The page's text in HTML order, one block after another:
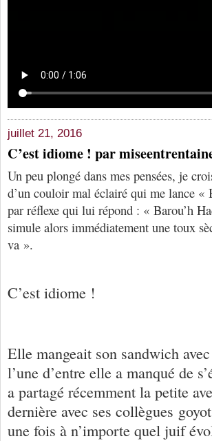
juillet 21, 2016
C’est idiome ! par
Un peu plongé dans mes pensées, je
d’un couloir mal éclairé qui me lance
par réflexe qui lui répond : « Barou’h
simule alors immédiatement une toux
va ».
C’est idiome !
Elle mangeait son sandwich
l’une d’entre elle a manqué de
a partagé récemment la petite
dernière avec ses collègues
une fois à n’importe quel juif